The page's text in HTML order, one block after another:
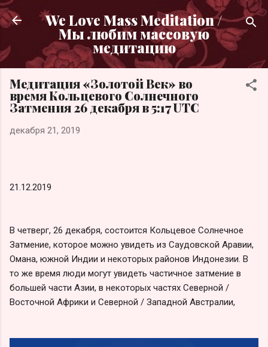
К основному контенту
We Love Mass Meditation /
Мы любим массовую
медитацию
Медитация «Золотой Век» во
время Кольцевого Солнечного
Затмения 26 декабря в 5:17 UTC
декабря 21, 2019
21.12.2019
В четверг, 26 декабря, состоится Кольцевое Солнечное
Затмение, которое можно увидеть из Саудовской Аравии,
Омана, южной Индии и некоторых районов Индонезии. В
то же время люди могут увидеть частичное затмение в
большей части Азии, в некоторых частях Северной /
Восточной Африки и Северной / Западной Австралии,